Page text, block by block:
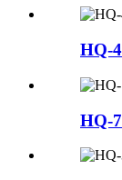
HQ-
HQ-